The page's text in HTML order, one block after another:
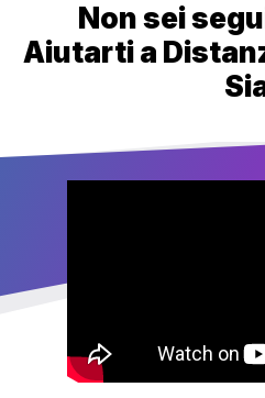
Non sei
Aiutarti a